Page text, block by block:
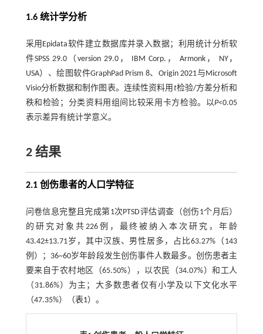
1.6 统计学分析
采用Epidata软件建立数据库并录入数据；利用统计分析软
件SPSS 29.0（version 29.0， IBM Corp.， Armonk， NY，
USA）、绘图软件GraphPad Prism 8、Origin 2021与Microsoft
Visio分析数据和制作图表。连续性资料用 t检验/方差分析和
秩和检验；分类资料用组间比较采用卡方检验。以P<0.05
表示差异有统计学意义。
2 结果
2.1 创伤患者的人口学特征
问卷信息完整且完成第1次PTSD评估调查（创伤1个月后）
的研究对象共226例，最终被纳入本次研究，年龄
43.42±13.71岁，其中汉族、男性居多，占比63.27%（143
例）；36~60岁年龄段发生创伤事件人数最多。创伤患者主
要来自于农村地区（65.50%），以农民（34.07%）和工人
（31.86%）为主；大多数患者仅有小学及以下文化水平
（47.35%）（表1）。